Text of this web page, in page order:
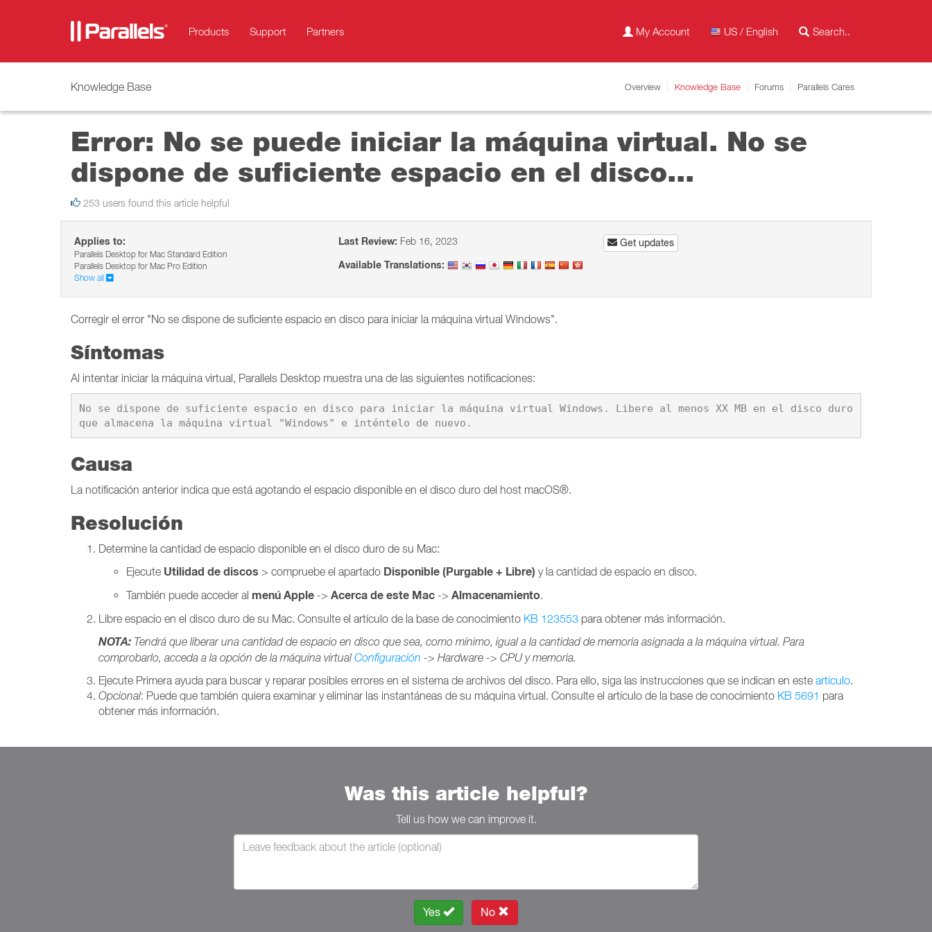
Products Support Partners My Account US / English
Knowledge Base Overview Knowledge Base Forums Parallels Cares
Error: No se puede iniciar la máquina virtual. No se
dispone de suficiente espacio en el disco...
253 users found this article helpful
Applies to:
Parallels Desktop for Mac Standard Edition
Parallels Desktop for Mac Pro Edition
Show all
Last Review: Feb 16, 2023
Available Translations:
Get updates
Corregir el error "No se dispone de suficiente espacio en disco para iniciar la máquina virtual Windows".
Síntomas
Al intentar iniciar la máquina virtual, Parallels Desktop muestra una de las siguientes notificaciones:
No se dispone de suficiente espacio en disco para iniciar la máquina virtual Windows. Libere al menos XX MB en el disco duro
que almacena la máquina virtual "Windows" e inténtelo de nuevo.
Causa
La notificación anterior indica que está agotando el espacio disponible en el disco duro del host macOS®.
Resolución
Determine la cantidad de espacio disponible en el disco duro de su Mac:
Ejecute Utilidad de discos > compruebe el apartado Disponible (Purgable + Libre) y la cantidad de espacio en disco.
También puede acceder al menú Apple -> Acerca de este Mac -> Almacenamiento.
Libre espacio en el disco duro de su Mac. Consulte el artículo de la base de conocimiento KB 123553 para obtener más información.
NOTA: Tendrá que liberar una cantidad de espacio en disco que sea, como mínimo, igual a la cantidad de memoria asignada a la máquina virtual. Para
comprobarlo, acceda a la opción de la máquina virtualConfiguración -> Hardware -> CPU y memoria.
Ejecute Primera ayuda para buscar y reparar posibles errores en el sistema de archivos del disco. Para ello, siga las instrucciones que se indican en este artículo.
Opcional: Puede que también quiera examinar y eliminar las instantáneas de su máquina virtual. Consulte el artículo de la base de conocimiento KB 5691 para
obtener más información.
Was this article helpful?
Tell us how we can improve it.
Yes No